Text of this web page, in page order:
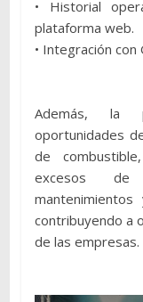
• Historial
plataforma web.
• Integración
Además, la
oportunidades
de
excesos de
contribuyendo a
de las empresas.